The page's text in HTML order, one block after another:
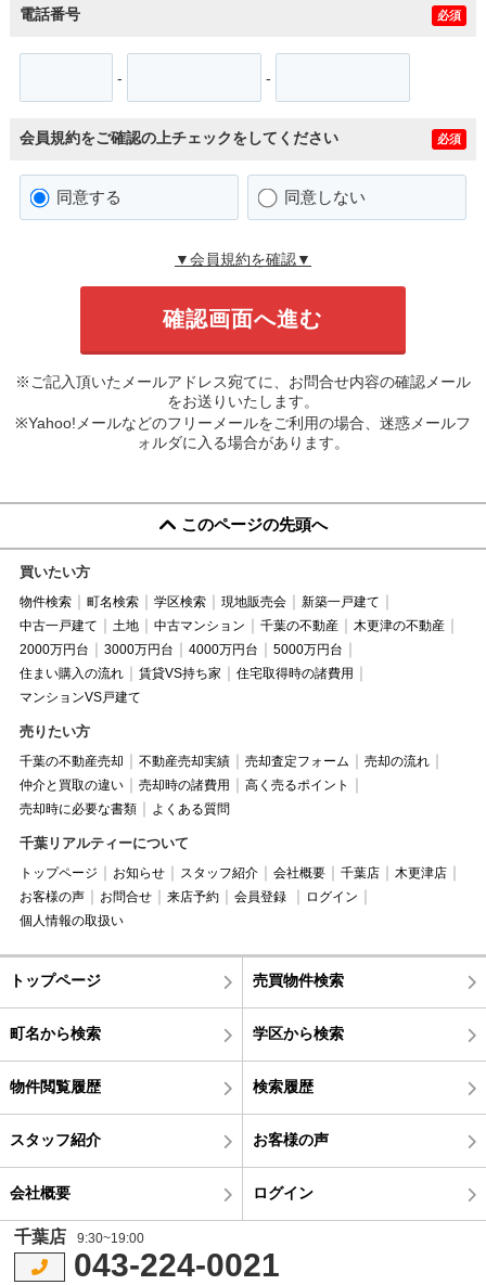
電話番号 必須
- -
会員規約をご確認の上チェックをしてください 必須
同意する 同意しない
▼会員規約を確認▼
※ご記入頂いたメールアドレス宛てに、お問合せ内容の確認メール
をお送りいたします。
※Yahoo!メールなどのフリーメールをご利用の場合、迷惑メールフ
ォルダに入る場合があります。
このページの先頭へ
買いたい方
物件検索 町名検索 学区検索 現地販売会
新築一戸建て
中古一戸建て
土地 中古マンション 千葉の不動産
木更津の不動産
2000万円台
3000万円台 4000万円台
5000万円台
住まい購入の流れ
賃貸VS持ち家
住宅取得時の諸費用
マンションVS戸建て
売りたい方
千葉の不動産売却 不動産売却実績 売却査定フォーム
売却の流れ
仲介と買取の違い
売却時の諸費用
高く売るポイント
売却時に必要な書類
よくある質問
千葉リアルティーについて
トップページ お知らせ スタッフ紹介 会社概要 千葉店
木更津店
お客様の声
お問合せ 来店予約 会員登録
ログイン
個人情報の取扱い
トップページ 売買物件検索
町名から検索 学区から検索
物件閲覧履歴 検索履歴
スタッフ紹介 お客様の声
会社概要 ログイン
千葉店 9:30~19:00
043-224-0021